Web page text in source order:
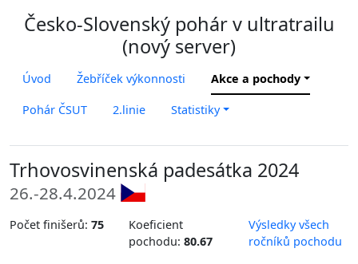
Česko-Slovenský pohár v ultratrailu
(nový server)
Úvod Žebříček výkonnosti Akce a pochody
Pohár ČSUT 2.linie Statistiky
Trhovosvinenská padesátka 2024
26.-28.4.2024
Počet finišerů: 75
Koeficient
pochodu:80.67
Výsledky všech
ročníků pochodu